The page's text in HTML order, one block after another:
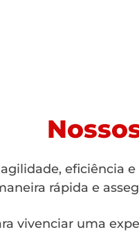
eficiência
rápida e
vivenciar uma